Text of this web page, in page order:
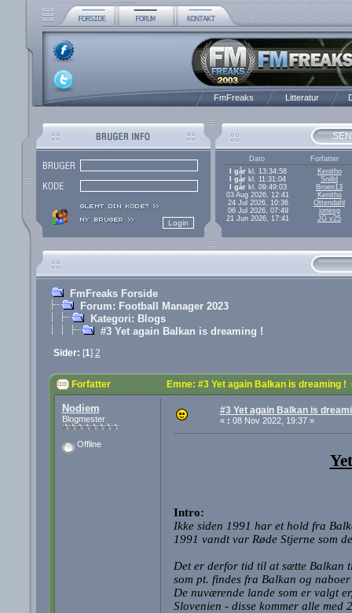
FmFreaks Litteratur
Dato
Forfatter
I gårkl. 13:34:58
Kenitho
I går kl. 11:31:04
Snilld
I gårkl. 09:49:03
Broen13
03 Aug 2026, 12:41
Kenitho
24 Jul 2026, 10:36
Ottendahl
06 Jul 2026, 07:49
jonesg
21 Jun 2026, 17:41
JG v25
FmFreaks Forside
Forum: Football Manager 2023
Kategori: Blogs
#3 Yet again Balkan is dreaming !
Sider: [1] 2
Forfatter Emne: #3 Yet again Balkan is dreaming
Nodiem
Blogmester
Offline
#3 Yet again Balkan is
« : 08 Nov 2022, 19:37 »
Intro:
Ikke siden 1991 har et hold fra
1991 vandt var Røde Stjerne som
Det er derfor tid til at sætte Balkan
som pt. findes fra Balkan og
De nuværende lande som er valgt
Slovenien - disse kommer alle med